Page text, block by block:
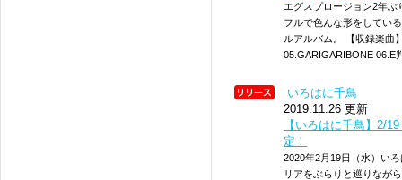
エグスプロージョン2年
フルで色んな形をしてい
ルアルバム。 【収録楽曲
05.GARIGARIBONE 06.E
いろはに千鳥
2019.11.26 更新
【いろはに千鳥】2/
定！
2020年2月19日（水）い
リアをぶらりと巡りなが